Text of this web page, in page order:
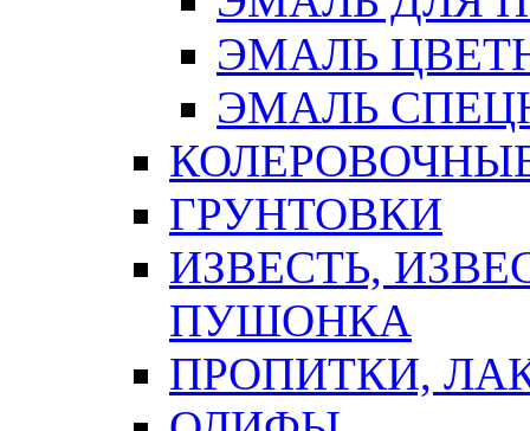
ЭМАЛЬ
ЭМАЛЬ
ГРУНТОВКИ
ИЗВЕСТЬ,
ПУШОНКА
ПРОПИТКИ,